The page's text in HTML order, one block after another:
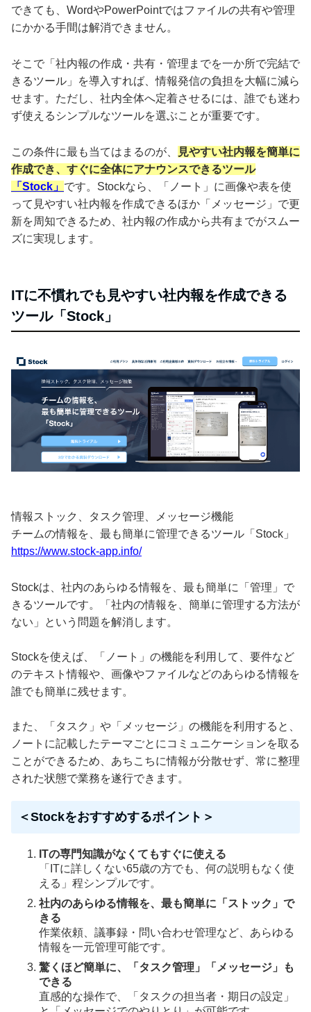
できても、WordやPowerPointではファイルの共有や管理
にかかる手間は解消できません。
そこで「社内報の作成・共有・管理までを一か所で完結で
きるツール」を導入すれば、情報発信の負担を大幅に減ら
せます。ただし、社内全体へ定着させるには、誰でも迷わ
ず使えるシンプルなツールを選ぶことが重要です。
この条件に最も当てはまるのが、
見やすい社内報を簡単に
作成でき、すぐに全体にアナウンスできるツール
「Stock」 です。Stockなら、「ノート」に画像や表を使
って見やすい社内報を作成できるほか「メッセージ」で更
新を周知できるため、社内報の作成から共有までがスムー
ズに実現します。
ITに不慣れでも見やすい社内報を作成できる
ツール「Stock」
情報ストック、タスク管理、メッセージ機能
チームの情報を、最も簡単に管理できるツール「Stock」
https://www.stock-app.info/
Stockは、社内のあらゆる情報を、最も簡単に「管理」で
きるツールです。「社内の情報を、簡単に管理する方法が
ない」という問題を解消します。
Stockを使えば、「ノート」の機能を利用して、要件など
のテキスト情報や、画像やファイルなどのあらゆる情報を
誰でも簡単に残せます。
また、「タスク」や「メッセージ」の機能を利用すると、
ノートに記載したテーマごとにコミュニケーションを取る
ことができるため、あちこちに情報が分散せず、常に整理
された状態で業務を遂行できます。
＜Stockをおすすめするポイント＞
ITの専門知識がなくてもすぐに使える
「ITに詳しくない65歳の方でも、何の説明もなく使
える」程シンプルです。
社内のあらゆる情報を、最も簡単に「ストック」で
きる
作業依頼、議事録・問い合わせ管理など、あらゆる
情報を一元管理可能です。
驚くほど簡単に、「タスク管理」「メッセージ」も
できる
直感的な操作で、「タスクの担当者・期日の設定」